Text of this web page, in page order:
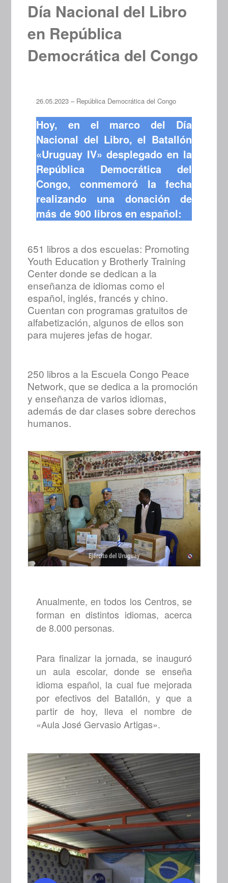
Día Nacional del Libro
en República
Democrática del Congo
26.05.2023 – República Democrática del Congo
Hoy, en el marco del Día
Nacional del Libro, el Batallón
«Uruguay IV» desplegado en la
República Democrática del
Congo, conmemoró la fecha
realizando una donación de
más de 900 libros en español:
651 libros a dos escuelas: Promoting
Youth Education y Brotherly Training
Center donde se dedican a la
enseñanza de idiomas como el
español, inglés, francés y chino.
Cuentan con programas gratuitos de
alfabetización, algunos de ellos son
para mujeres jefas de hogar.
250 libros a la Escuela Congo Peace
Network, que se dedica a la promoción
y enseñanza de varios idiomas,
además de dar clases sobre derechos
humanos.
Anualmente, en todos los Centros, se
forman en distintos idiomas, acerca
de 8.000 personas.
Para finalizar la jornada, se inauguró
un aula escolar, donde se enseña
idioma español, la cual fue mejorada
por efectivos del Batallón, y que a
partir de hoy, lleva el nombre de
«Aula José Gervasio Artigas».